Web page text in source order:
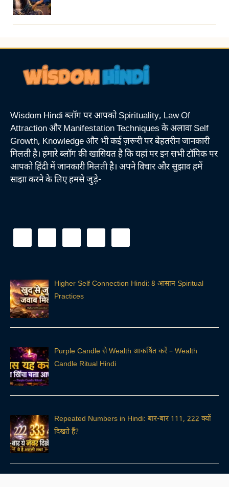
Wisdom Hindi ब्लॉग पर आपको Spirituality, Law Of
Attraction और Manifestation Techniques के अलावा Self
Growth, Knowledge और भी कई ज़रूरी पर बेहतरीन जानकारी
मिलती है। हमारे ब्लॉग की खासियत है कि यहां पर इन सभी टॉपिक पर
आपको हिंदी में जानकारी मिलती है। अपने विचार और सुझाव हमें
साझा करने के लिए हमसे जुड़े-
Higher Self Connection Hindi: 8 आसान Spiritual
Practices
Purple Candle से Wealth आकर्षित करें – Wealth
Candle Ritual Hindi
Repeated Numbers in Hindi: बार-बार 111, 222 क्यों
दिखते हैं?